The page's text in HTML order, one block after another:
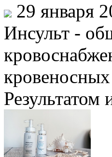
29 января
Инсульт -
Результатом